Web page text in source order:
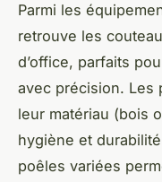
Parmi les
retrouve les
d’office, parfaits
avec précision. Les
leur matériau (bois
hygiène et
poêles variées